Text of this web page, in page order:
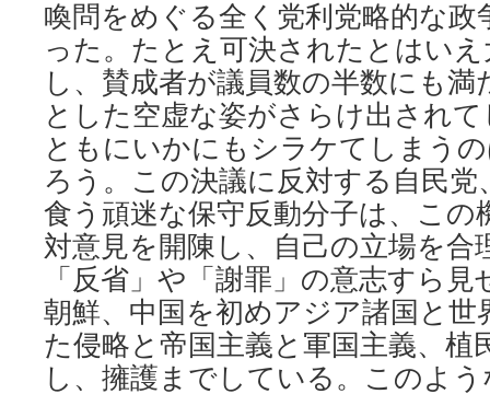
喚問をめぐる全く党利党略的な
った。たとえ可決されたとはい
し、賛成者が議員数の半数にも
とした空虚な姿がさらけ出され
ともにいかにもシラケてしまう
ろう。この決議に反対する自民党
食う頑迷な保守反動分子は、この
対意見を開陳し、自己の立場を合
「反省」や「謝罪」の意志すら
朝鮮、中国を初めアジア諸国と
た侵略と帝国主義と軍国主義、植
し、擁護までしている。このよ